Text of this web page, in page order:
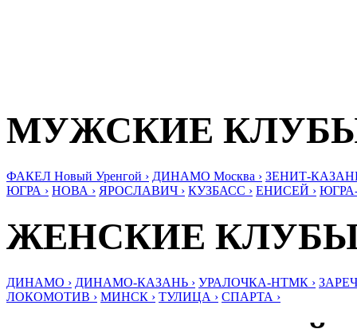
МУЖСКИЕ
ФАКЕЛ Новый Уренгой › ДИНАМО Москва › ЗЕНИТ-
ЮГРА › НОВА › ЯРОСЛАВИЧ › КУЗБАСС › ЕНИСЕЙ ›
ЖЕНСКИЕ
ДИНАМО › ДИНАМО-КАЗАНЬ › УРАЛОЧКА-НТМК ›
ЛОКОМОТИВ › МИНСК › ТУЛИЦА › СПАРТА ›